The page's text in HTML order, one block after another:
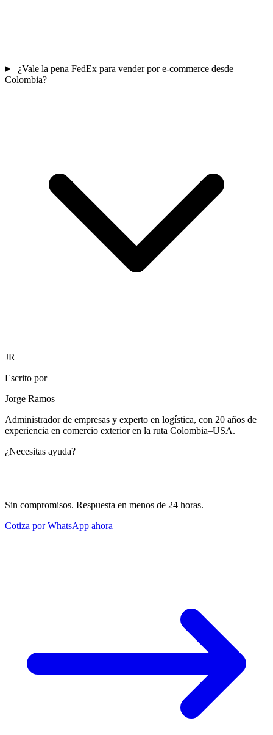
¿Vale la pena FedEx para vender por e-commerce desde
Colombia?
JR
Escrito por
Jorge Ramos
Administrador de empresas y experto en logística, con 20 años de
experiencia en comercio exterior en la ruta Colombia–USA.
¿Necesitas ayuda?
Sin compromisos. Respuesta en menos de 24 horas.
Cotiza por WhatsApp ahora